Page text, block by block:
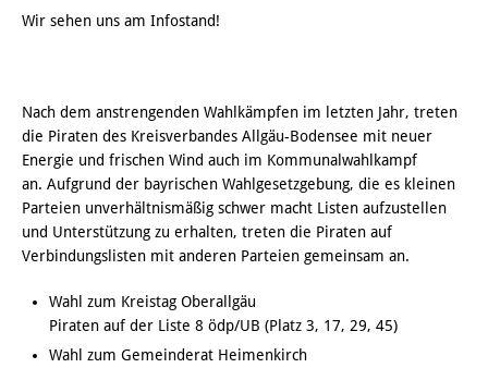
Wir sehen uns am Infostand!
Nach dem anstrengenden Wahlkämpfen im letzten Jahr, treten
die Piraten des Kreisverbandes Allgäu-Bodensee mit neuer
Energie und frischen Wind auch im Kommunalwahlkampf
an. Aufgrund der bayrischen Wahlgesetzgebung, die es kleinen
Parteien unverhältnismäßig schwer macht Listen aufzustellen
und Unterstützung zu erhalten, treten die Piraten auf
Verbindungslisten mit anderen Parteien gemeinsam an.
Wahl zum Kreistag Oberallgäu
Piraten auf der Liste 8 ödp/UB (Platz 3, 17, 29, 45)
Wahl zum Gemeinderat Heimenkirch